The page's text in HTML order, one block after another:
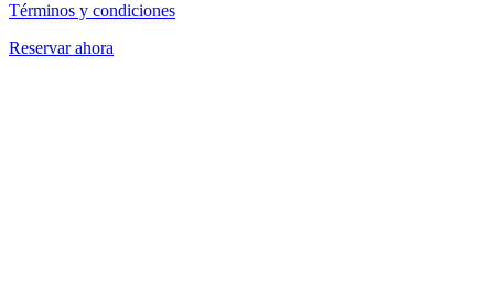
Términos y condiciones
Reservar ahora